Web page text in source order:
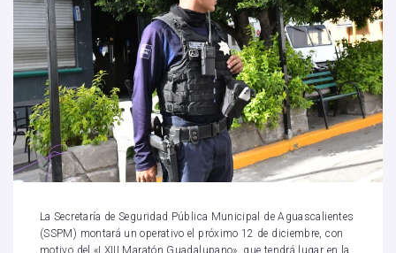
La Secretaría de Seguridad Pública Municipal de Aguascalientes
(SSPM) montará un operativo el próximo 12 de diciembre, con
motivo del «LXIII Maratón Guadalupano», que tendrá lugar en la